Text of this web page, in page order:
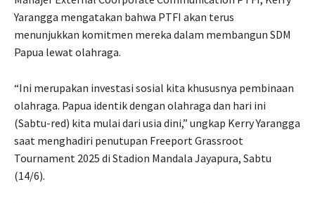
Yarangga mengatakan bahwa PTFI akan terus
menunjukkan komitmen mereka dalam membangun SDM
Papua lewat olahraga.
“Ini merupakan investasi sosial kita khususnya pembinaan
olahraga. Papua identik dengan olahraga dan hari ini
(Sabtu-red) kita mulai dari usia dini,” ungkap Kerry Yarangga
saat menghadiri penutupan Freeport Grassroot
Tournament 2025 di Stadion Mandala Jayapura, Sabtu
(14/6).